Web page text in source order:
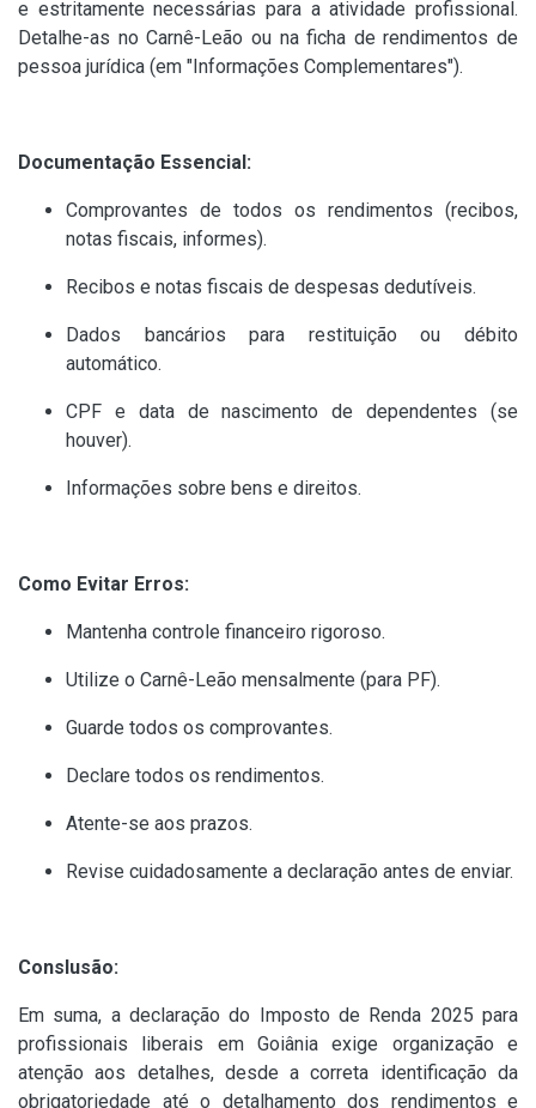
e estritamente necessárias para a atividade profissional.
Detalhe-as no Carnê-Leão ou na ficha de rendimentos de
pessoa jurídica (em "Informações Complementares").
Documentação Essencial:
Comprovantes de todos os rendimentos (recibos,
notas fiscais, informes).
Recibos e notas fiscais de despesas dedutíveis.
Dados bancários para restituição ou débito
automático.
CPF e data de nascimento de dependentes (se
houver).
Informações sobre bens e direitos.
Como Evitar Erros:
Mantenha controle financeiro rigoroso.
Utilize o Carnê-Leão mensalmente (para PF).
Guarde todos os comprovantes.
Declare todos os rendimentos.
Atente-se aos prazos.
Revise cuidadosamente a declaração antes de enviar.
Conslusão:
Em suma, a declaração do Imposto de Renda 2025 para
profissionais liberais em Goiânia exige organização e
atenção aos detalhes, desde a correta identificação da
obrigatoriedade até o detalhamento dos rendimentos e